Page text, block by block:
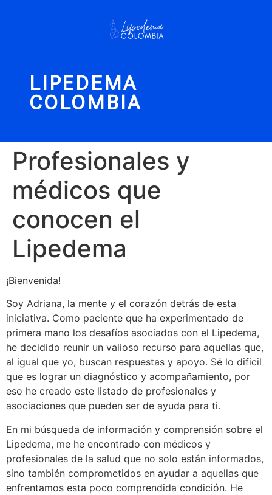
LIPEDEMA
COLOMBIA
Profesionales y
médicos que
conocen el
Lipedema
¡Bienvenida!
Soy Adriana, la mente y el corazón detrás de esta
iniciativa. Como paciente que ha experimentado de
primera mano los desafíos asociados con el Lipedema,
he decidido reunir un valioso recurso para aquellas que,
al igual que yo, buscan respuestas y apoyo. Sé lo dificil
que es lograr un diagnóstico y acompañamiento, por
eso he creado este listado de profesionales y
asociaciones que pueden ser de ayuda para ti.
En mi búsqueda de información y comprensión sobre el
Lipedema, me he encontrado con médicos y
profesionales de la salud que no solo están informados,
sino también comprometidos en ayudar a aquellas que
enfrentamos esta poco comprendida condición. He